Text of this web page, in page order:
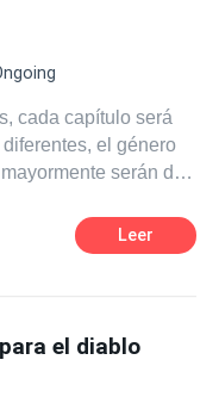
cada capítulo será
el género
serán de
Leer
el diablo